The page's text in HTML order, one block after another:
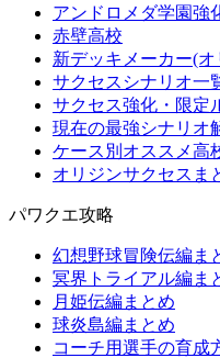
アンドロメダ学園強
赤壁高校
新デッキメーカー(
サクセスシナリオ一
サクセス強化・限定
現在の最強シナリオ
ケース別オススメ高
オリジンサクセスま
パワクエ攻略
幻想野球冒険伝編ま
冥界トライアル編ま
月姫伝編まとめ
球炎島編まとめ
コーチ用選手の育成